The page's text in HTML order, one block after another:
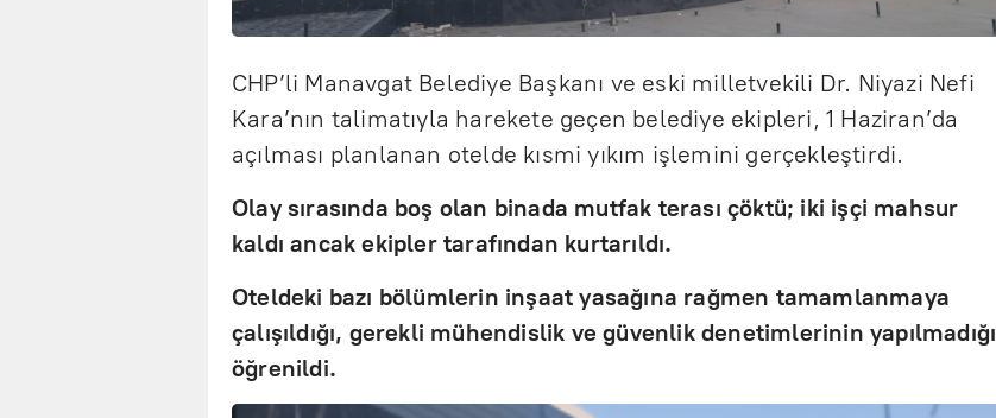
CHP’li Manavgat Belediye Başkanı ve eski milletvekili Dr. Niyazi Nefi
Kara’nın talimatıyla harekete geçen belediye ekipleri, 1 Haziran’da
açılması planlanan otelde kısmi yıkım işlemini gerçekleştirdi.
Olay sırasında boş olan binada mutfak terası çöktü; iki işçi mahsur
kaldı ancak ekipler tarafından kurtarıldı.
Oteldeki bazı bölümlerin inşaat yasağına rağmen tamamlanmaya
çalışıldığı, gerekli mühendislik ve güvenlik denetimlerinin yapılmadığı
öğrenildi.